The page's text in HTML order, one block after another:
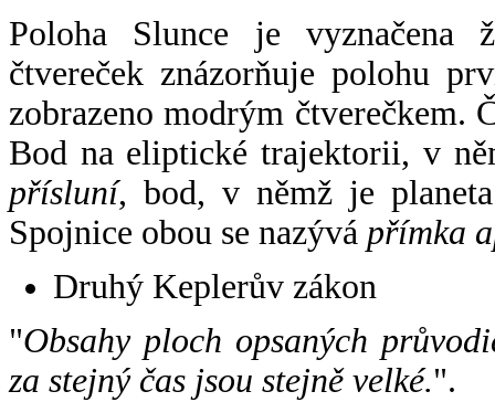
Poloha Slunce je vyznačena
čtvereček znázorňuje polohu
zobrazeno modrým čtverečkem.
Bod na eliptické trajektorii, v
přísluní, bod, v němž je
Spojnice obou se nazývá přímka
Druhý Keplerův zákon
"Obsahy ploch opsaných
za stejný čas jsou stejně velké.".